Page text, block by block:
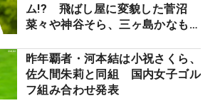
ム!? 飛ばし屋に変貌した菅沼
菜々や神谷そら、三ヶ島かなも使
ロたちの“飛ばしギア”】
昨年覇者・河本結は小祝さくら、
佐久間朱莉と同組 国内女子ゴル
フ組み合わせ発表